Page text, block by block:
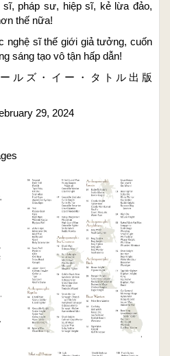
pháp sư, hiệp sĩ, kẻ lừa đảo,
thế nữa!
nghệ sĩ thế giới giả tưởng, cuốn
sáng tạo vô tận hấp dẫn!
date ‏ : ‎ February 29, 2024
pages